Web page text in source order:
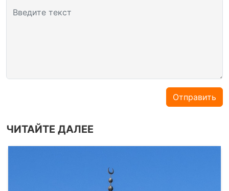
Введите текст
Отправить
ЧИТАЙТЕ ДАЛЕЕ